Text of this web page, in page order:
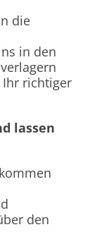
die
in den
richtiger
lassen
kommen
den